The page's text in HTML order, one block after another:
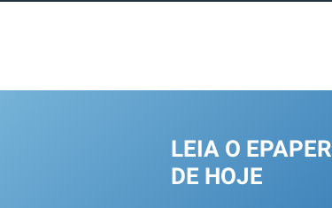
LEIA O EPAPER
DE HOJE